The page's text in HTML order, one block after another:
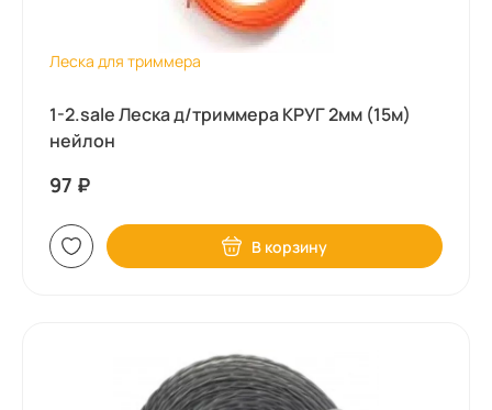
Леска для триммера
1-2.sale Леска д/триммера КРУГ 2мм (15м)
нейлон
97 ₽
В корзину